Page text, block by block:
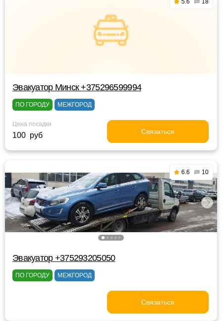
5.6 18
Эвакуатор Минск +375296599994
ПО ГОРОДУ МЕЖГОРОД
Цена посадки
100 руб Связаться
6.6 10
Эвакуатор +375293205050
ПО ГОРОДУ МЕЖГОРОД
Связаться